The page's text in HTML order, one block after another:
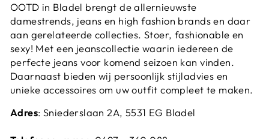
OOTD in Bladel brengt de allernieuwste
damestrends, jeans en high fashion brands en daar
aan gerelateerde collecties. Stoer, fashionable en
sexy! Met een jeanscollectie waarin iedereen de
perfecte jeans voor komend seizoen kan vinden.
Daarnaast bieden wij persoonlijk stijladvies en
unieke accessoires om uw outfit compleet te maken.
Adres: Sniederslaan 2A, 5531 EG Bladel